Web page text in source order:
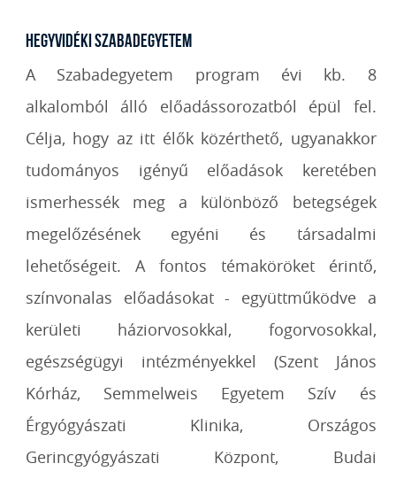
hegyvidéki szabadegyetem
A Szabadegyetem program évi kb. 8
alkalomból álló előadássorozatból épül fel.
Célja, hogy az itt élők közérthető, ugyanakkor
tudományos igényű előadások keretében
ismerhessék meg a különböző betegségek
megelőzésének egyéni és társadalmi
lehetőségeit. A fontos témaköröket érintő,
színvonalas előadásokat - együttműködve a
kerületi háziorvosokkal, fogorvosokkal,
egészségügyi intézményekkel (Szent János
Kórház, Semmelweis Egyetem Szív és
Érgyógyászati Klinika, Országos
Gerincgyógyászati Központ, Budai